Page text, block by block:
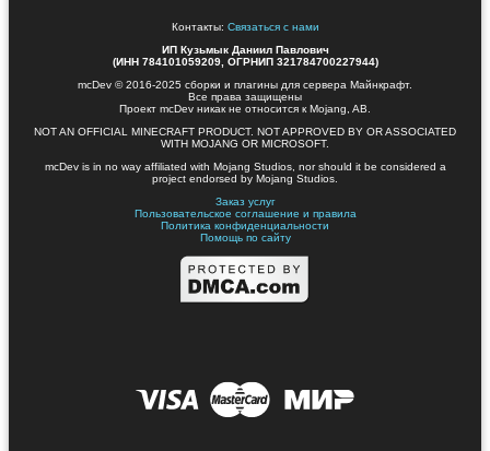
Контакты: Связаться с нами
ИП Кузьмык Даниил Павлович
(ИНН 784101059209, ОГРНИП 321784700227944)
mcDev © 2016-2025 сборки и плагины для сервера Майнкрафт.
Все права защищены
Проект mcDev никак не относится к Mojang, AB.
NOT AN OFFICIAL MINECRAFT PRODUCT. NOT APPROVED BY OR ASSOCIATED
WITH MOJANG OR MICROSOFT.
mcDev is in no way affiliated with Mojang Studios, nor should it be considered a
project endorsed by Mojang Studios.
Заказ услуг
Пользовательское соглашение и правила
Политика конфиденциальности
Помощь по сайту